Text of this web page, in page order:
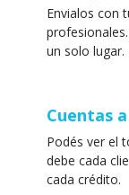
Envialos con
un solo lugar.
Cuentas
Podés ver el
debe cada
cada crédito.